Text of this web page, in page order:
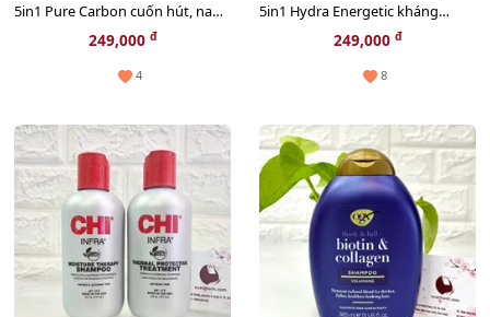
5in1 Pure Carbon cuốn hút, nam
tính (màu đen) - 400ml
249,000 đ
4
5in1 Hydra Energetic kháng
khuẩn, mát lạnh (màu trắng) -
249,000 đ
8